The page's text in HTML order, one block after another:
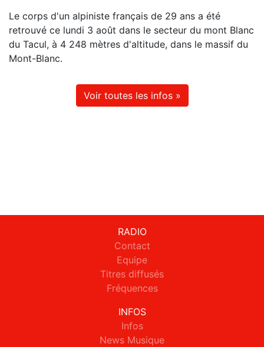
Le corps d'un alpiniste français de 29 ans a été
retrouvé ce lundi 3 août dans le secteur du mont Blanc
du Tacul, à 4 248 mètres d'altitude, dans le massif du
Mont-Blanc.
Voir toutes les infos »
RADIO
Contact
Equipe
Titres diffusés
Fréquences
INFOS
Infos
News Musique